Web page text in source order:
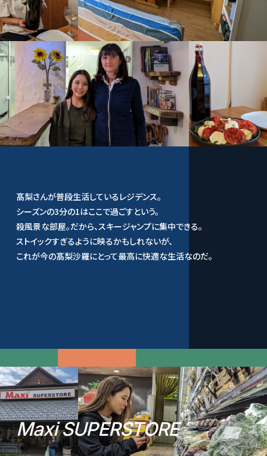
髙梨さんが普段生活しているレジデンス。
シーズンの3分の1はここで過ごすという。
殺風景な部屋。だから、スキージャンプに集中できる。
ストイックすぎるように映るかもしれないが、
これが今の髙梨沙羅にとって最高に快適な生活なのだ。
MaxiSUPERSTORE